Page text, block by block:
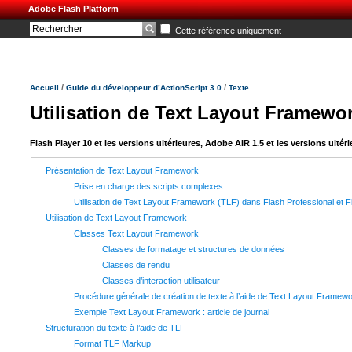
Adobe Flash Platform
Cette référence uniquement
Accueil / Guide du développeur d’ActionScript 3.0 / Texte
Utilisation de Text Layout
Flash Player 10 et les versions ultérieures, Adobe AIR 1.5 et les versions
Présentation de Text Layout Framework
Prise en charge des scripts complexes
Utilisation de Text Layout Framework (TLF) dans Flash Professional et
Utilisation de Text Layout Framework
Classes Text Layout Framework
Classes de formatage et structures de données
Classes de rendu
Classes d’interaction utilisateur
Procédure générale de création de texte à l’aide de Text Layout
Exemple Text Layout Framework : article de journal
Structuration du texte à l’aide de TLF
Format TLF Markup